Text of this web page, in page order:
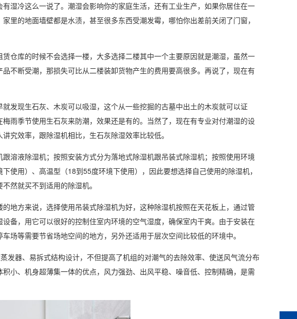
湿冷这么一说了。潮湿会影响你的家庭生活，还有工业生产，如果你居住在一
里的地面墙壁都是水渍，甚至很多东西受潮发霉，哪怕你出差前关闭了门窗，
库的时候不会选择一楼，大多选择二楼其中一个主要原因就是潮湿，虽然一
不断受潮，那损失可比从二楼装卸货物产生的费用要高很多。再说了，现在有
现生石灰、木炭可以吸湿，这个从一些挖掘的古墓中出土的木炭就可以证
雨季节使用生石灰来防潮，效果还是有的。当然了，现在有专业对付潮湿的设
究效率，跟除湿机相比，生石灰除湿效率比较低。
跟溶液除湿机；按照安装方式分为落地式除湿机跟吊装式除湿机；按照使用环境
使用）、高温型（18到55度环境下使用），因此要想选择自己使用的除湿机，
然就买不到适用的除湿机。
方来说，选择使用吊装式除湿机为好，这种除湿机按照在天花板上，通过管
设备，用它可以很好的控制住室内环境的空气湿度，确保室内干爽。由于安装在
场等需要节省场地空间的地方，另外还适用于层次空间比较低的环境中。
发器、易拆式结构设计，不但提高了机组的对潮气的去除效率、使送风气流分布
小、机身超薄集一体的优点，风力强劲、出风平稳、噪音低、控制精确，是需